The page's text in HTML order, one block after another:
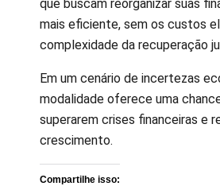
que buscam reorganizar suas
mais eficiente, sem os custos
complexidade da recuperação
Em um cenário de incertezas
modalidade oferece uma
superarem crises financeiras e
crescimento.
Compartilhe isso: